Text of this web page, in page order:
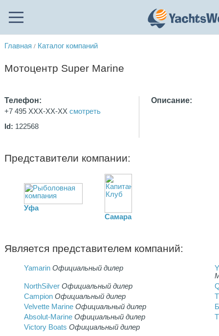
Главная / Каталог компаний
Мотоцентр Super Marine
Телефон:
+7 495 XXX-XX-XX смотреть
Id: 122568
Описание:
Представители компании:
Уфа
Самара
Является представителем компаний:
Yamarin Официальный дилер
NorthSilver Официальный дилер
Campion Официальный дилер
Velvette Marine Официальный дилер
Absolut-Marine Официальный дилер
Victory Boats Официальный дилер